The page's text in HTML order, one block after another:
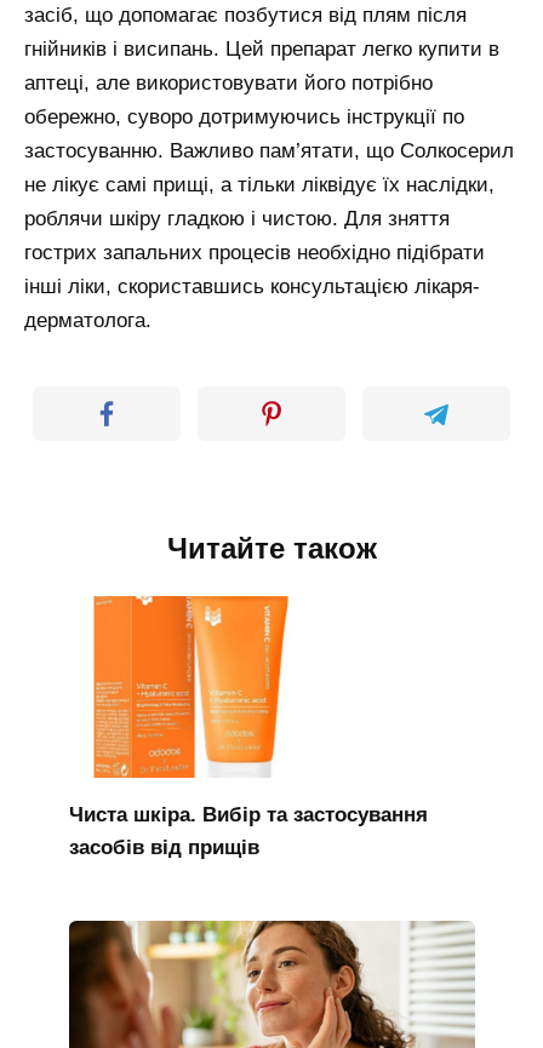
засіб, що допомагає позбутися від плям після
гнійників і висипань. Цей препарат легко купити в
аптеці, але використовувати його потрібно
обережно, суворо дотримуючись інструкції по
застосуванню. Важливо пам’ятати, що Солкосерил
не лікує самі прищі, а тільки ліквідує їх наслідки,
роблячи шкіру гладкою і чистою. Для зняття
гострих запальних процесів необхідно підібрати
інші ліки, скориставшись консультацією лікаря-
дерматолога.
Читайте також
Чиста шкіра. Вибір та застосування
засобів від прищів